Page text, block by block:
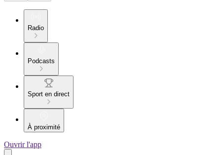
Radio
Podcasts
Sport en direct
À proximité
Ouvrir l'app